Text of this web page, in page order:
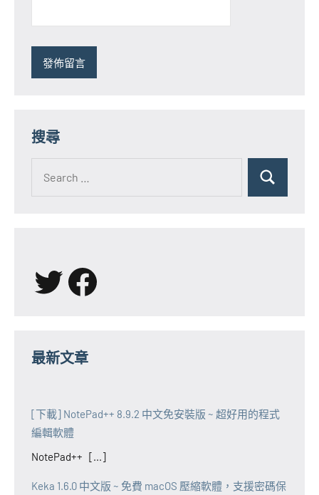
搜尋
for:
Search
X Facebook
最新文章
[下載] NotePad++ 8.9.2 中文免安裝版 ~ 超好用的程式
編輯軟體
NotePad++ [...]
Keka 1.6.0 中文版 ~ 免費 macOS 壓縮軟體，支援密碼保